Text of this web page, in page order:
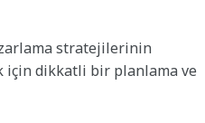
stratejilerinin
için dikkatli bir planlama ve